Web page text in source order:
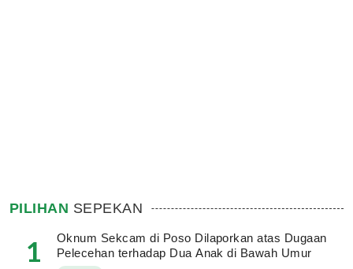
PILIHAN SEPEKAN
1
Oknum Sekcam di Poso Dilaporkan atas Dugaan
Pelecehan terhadap Dua Anak di Bawah Umur